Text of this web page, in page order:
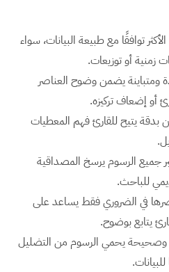
توافقًا مع طبيعة البيانات، سواء
زمنية أو توزيعات.
ومتباينة يضمن وضوح العناصر
أو إضعاف تركيزه.
بدقة يتيح للقارئ فهم المعطيات
جميع الرسوم يرسخ المصداقية
للباحث.
في الضروري فقط يساعد على
يتابع بوضوح.
وصحيحة يحمي الرسوم من التضليل